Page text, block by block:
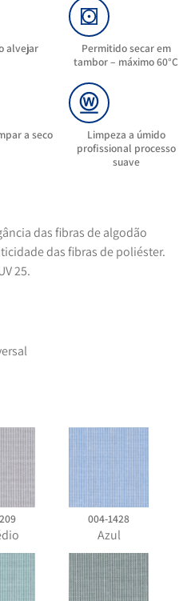
alvejar
Permitido secar em
tambor – máximo 60°C
a seco
Limpeza a úmido
profissional processo
suave
das fibras de algodão
das fibras de poliéster.
25.
004-1428
Azul